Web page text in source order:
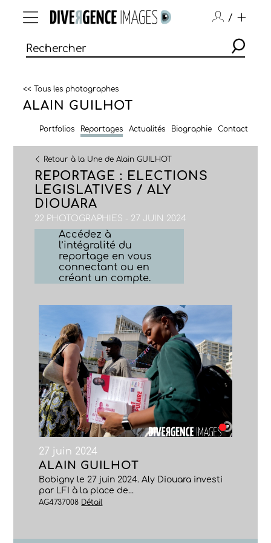
/
<< Tous les photographes
ALAIN GUILHOT
Portfolios Reportages Actualités Biographie Contact
Retour à la Une de Alain GUILHOT
REPORTAGE : ELECTIONS
LEGISLATIVES / ALY
DIOUARA
22 PHOTOGRAPHIES - 27 JUIN 2024
Accédez à
l’intégralité du
reportage en vous
connectant ou en
créant un compte.
27 juin 2024
ALAIN GUILHOT
Bobigny le 27 juin 2024. Aly Diouara investi
par LFI à la place de...
AG4737008 Détail